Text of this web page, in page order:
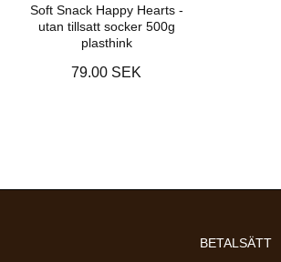
Soft Snack Happy Hearts -
utan tillsatt socker 500g
plasthink
79.00 SEK
BETALSÄTT